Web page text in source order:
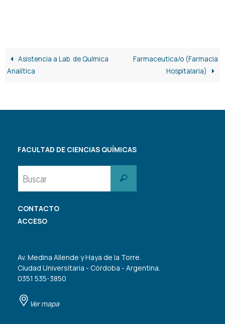
Asistencia a Lab. de Química
Analítica
Farmaceutica/o (Farmacia
Hospitalaria)
FACULTAD DE CIENCIAS QUÍMICAS
Buscar
CONTACTO
ACCESO
Av. Medina Allende y Haya de la Torre.
Ciudad Universitaria - Córdoba - Argentina.
0351 535-3850
Ver mapa